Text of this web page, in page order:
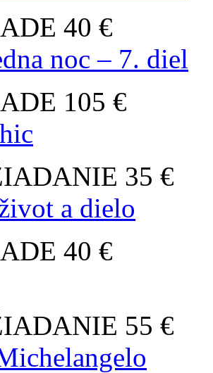
40 €
noc – 7. diel
105 €
35 €
a dielo
40 €
55 €